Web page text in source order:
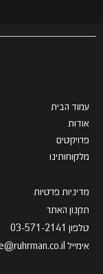
עמוד הבית
אודות
פרויקטים
מלקוחותינו
מדיניות פרטיות
תקנון האתר
טלפון 03-571-2141
אימייל office@ruhrman.co.il